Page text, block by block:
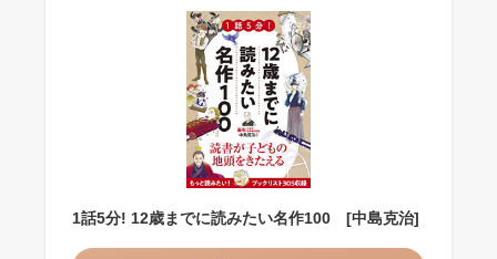
1話5分! 12歳までに読みたい名作100 [中島克治]